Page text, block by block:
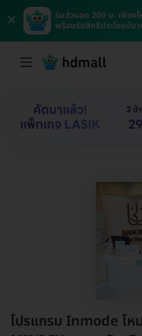
×
รับส่วนลด 200 บ. เพียง
พร้อมรับสิทธิประโยชน์ม
โปรแกรม Inmode โห